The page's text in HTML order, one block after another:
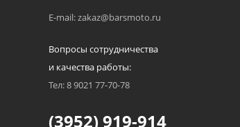
E-mail: zakaz@barsmoto.ru
Вопросы сотрудничества
и качества работы:
Тел: 8 9021 77-70-78
(3952) 919-914